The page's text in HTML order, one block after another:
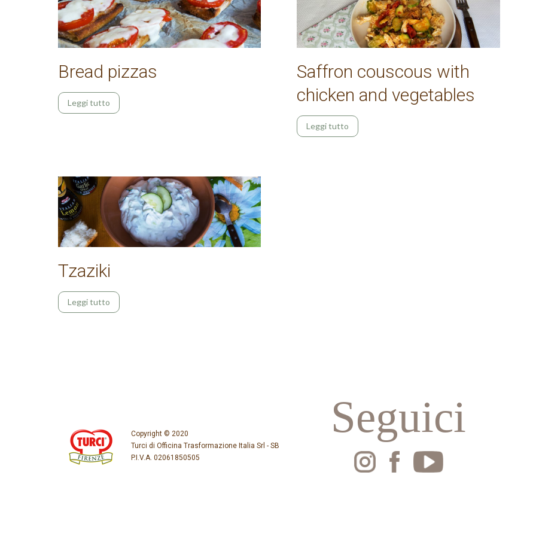
Bread pizzas
Leggi tutto
Saffron couscous with
chicken and vegetables
Leggi tutto
Tzaziki
Leggi tutto
Copyright © 2020
Turci di Officina Trasformazione Italia Srl - SB
P.I.V.A. 02061850505
Seguici